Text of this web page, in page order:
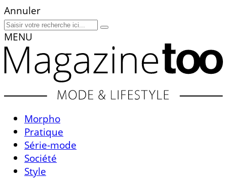
Annuler
MENU
Morpho
Pratique
Série-mode
Société
Style